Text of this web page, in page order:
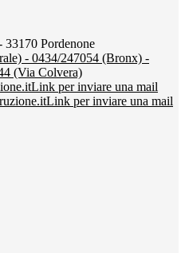
33170 Pordenone
- 0434/247054 (Bronx) -
(Via Colvera)
Link per inviare una mail
Link per inviare una mail